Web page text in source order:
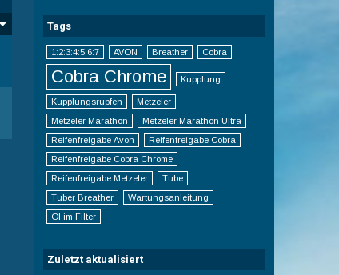
Tags
1:2:3:4:5:6:7 AVON Breather Cobra
Cobra Chrome Kupplung
Kupplungsrupfen
Metzeler
Metzeler Marathon
Metzeler Marathon Ultra
Reifenfreigabe Avon
Reifenfreigabe Cobra
Reifenfreigabe Cobra Chrome
Reifenfreigabe Metzeler
Tube
Tuber Breather
Wartungsanleitung
Öl im Filter
Zuletzt aktualisiert